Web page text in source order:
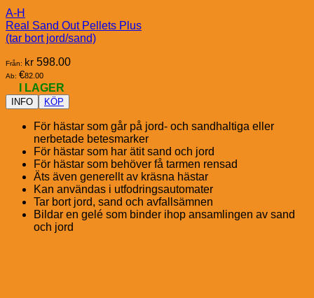
A-H
Real Sand Out Pellets Plus
(tar bort jord/sand)
Från: kr 598.00
Ab: €82.00
I LAGER
INFO KÖP
För hästar som går på jord- och sandhaltiga eller
nerbetade betesmarker
För hästar som har ätit sand och jord
För hästar som behöver få tarmen rensad
Äts även generellt av kräsna hästar
Kan användas i utfodringsautomater
Tar bort jord, sand och avfallsämnen
Bildar en gelé som binder ihop ansamlingen av sand
och jord